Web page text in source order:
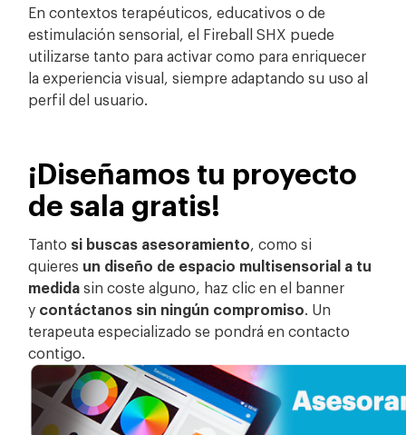
En contextos terapéuticos, educativos o de
estimulación sensorial, el Fireball SHX puede
utilizarse tanto para activar como para enriquecer
la experiencia visual, siempre adaptando su uso al
perfil del usuario.
¡Diseñamos tu proyecto
de sala gratis!
Tanto si buscas asesoramiento, como si
quieres un diseño de espacio multisensorial a tu
medidasin coste alguno, haz clic en el banner
y contáctanos sin ningún compromiso. Un
terapeuta especializado se pondrá en contacto
contigo.